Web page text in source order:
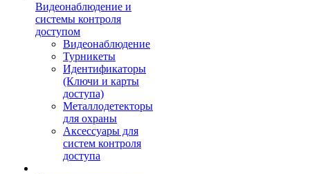
Видеонаблюдение и
системы контроля
доступом
Видеонаблюдение
Турникеты
Идентификаторы
(Ключи и карты
доступа)
Металлодетекторы
для охраны
Аксессуары для
систем контроля
доступа